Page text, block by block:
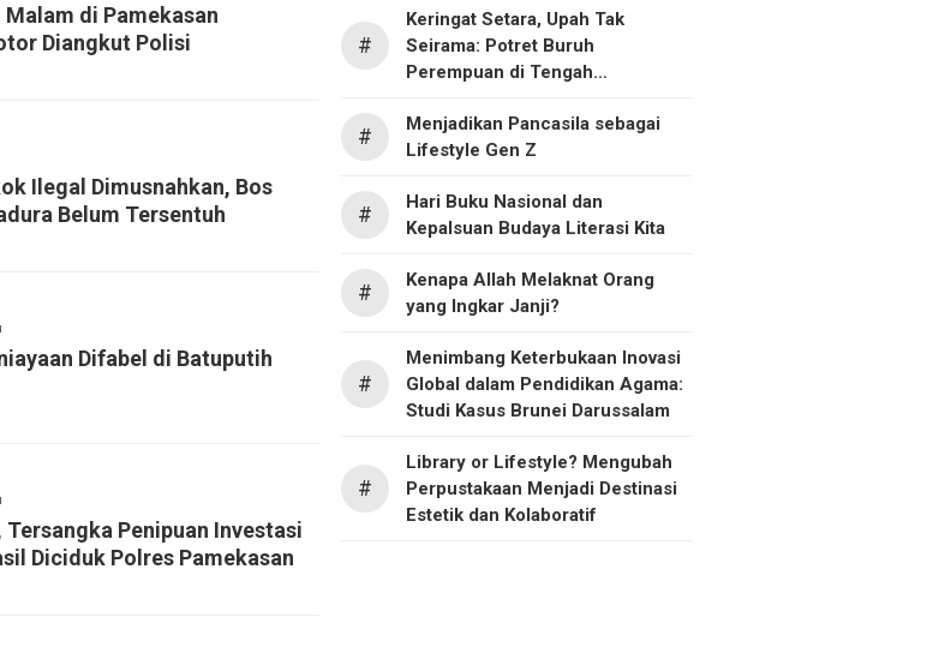
di Pamekasan
Diangkut Polisi
Ilegal Dimusnahkan, Bos
Belum Tersentuh
Difabel di Batuputih
Tersangka Penipuan Investasi
Diciduk Polres Pamekasan
#
Keringat Setara, Upah Tak
Seirama: Potret Buruh
Perempuan di Tengah
#
Menjadikan Pancasila sebagai
Lifestyle Gen Z
#
Hari Buku Nasional dan
Kepalsuan Budaya Literasi Kita
#
Kenapa Allah Melaknat Orang
yang Ingkar Janji?
#
Menimbang Keterbukaan Inovasi
Global dalam Pendidikan Agama:
Studi Kasus Brunei Darussalam
#
Library or Lifestyle? Mengubah
Perpustakaan Menjadi Destinasi
Estetik dan Kolaboratif